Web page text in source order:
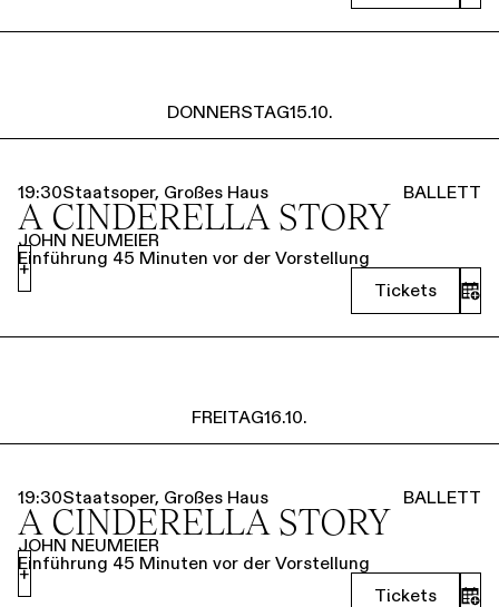
DONNERSTAG15.10.
19:30Staatsoper, Großes Haus BALLETT
A CINDERELLA STORY
JOHN NEUMEIER
Einführung 45 Minuten vor der Vorstellung
Tickets
+
FREITAG16.10.
19:30Staatsoper, Großes Haus BALLETT
A CINDERELLA STORY
JOHN NEUMEIER
Einführung 45 Minuten vor der Vorstellung
Tickets
+